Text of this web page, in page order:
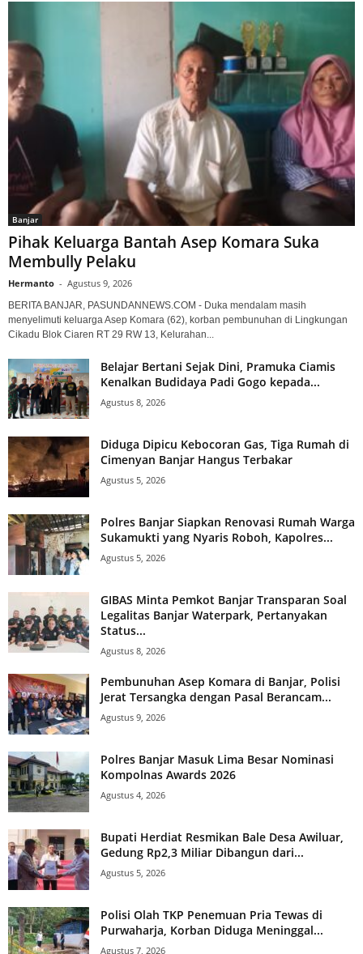
Banjar
Pihak Keluarga Bantah Asep Komara Suka
Membully Pelaku
Hermanto - Agustus 9, 2026
BERITA BANJAR, PASUNDANNEWS.COM - Duka mendalam masih
menyelimuti keluarga Asep Komara (62), korban pembunuhan di Lingkungan
Cikadu Blok Ciaren RT 29 RW 13, Kelurahan...
Belajar Bertani Sejak Dini, Pramuka Ciamis
Kenalkan Budidaya Padi Gogo kepada...
Agustus 8, 2026
Diduga Dipicu Kebocoran Gas, Tiga Rumah di
Cimenyan Banjar Hangus Terbakar
Agustus 5, 2026
Polres Banjar Siapkan Renovasi Rumah Warga
Sukamukti yang Nyaris Roboh, Kapolres...
Agustus 5, 2026
GIBAS Minta Pemkot Banjar Transparan Soal
Legalitas Banjar Waterpark, Pertanyakan
Status...
Agustus 8, 2026
Pembunuhan Asep Komara di Banjar, Polisi
Jerat Tersangka dengan Pasal Berancam...
Agustus 9, 2026
Polres Banjar Masuk Lima Besar Nominasi
Kompolnas Awards 2026
Agustus 4, 2026
Bupati Herdiat Resmikan Bale Desa Awiluar,
Gedung Rp2,3 Miliar Dibangun dari...
Agustus 5, 2026
Polisi Olah TKP Penemuan Pria Tewas di
Purwaharja, Korban Diduga Meninggal...
Agustus 7, 2026